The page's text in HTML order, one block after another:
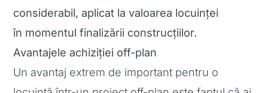
considerabil, aplicat la valoarea locuinței
în momentul finalizării construcțiilor.
Avantajele achiziției off-plan
Un avantaj extrem de important pentru o